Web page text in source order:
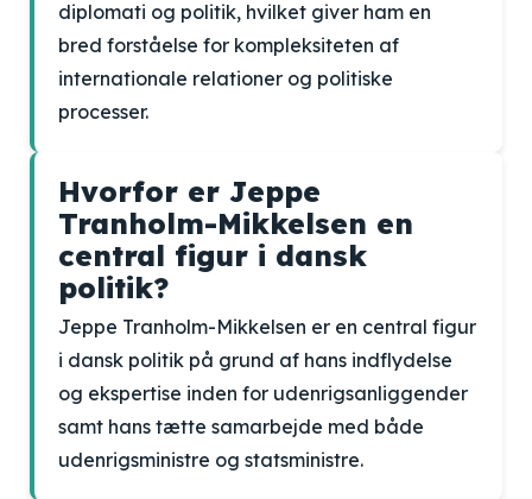
diplomati og politik, hvilket giver ham en
bred forståelse for kompleksiteten af
internationale relationer og politiske
processer.
Hvorfor er Jeppe
Tranholm-Mikkelsen en
central figur i dansk
politik?
Jeppe Tranholm-Mikkelsen er en central figur
i dansk politik på grund af hans indflydelse
og ekspertise inden for udenrigsanliggender
samt hans tætte samarbejde med både
udenrigsministre og statsministre.